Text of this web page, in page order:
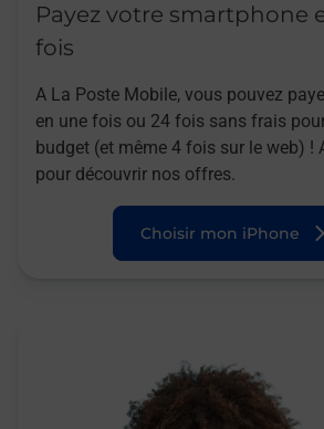
Payez votre smartphone
fois
A La Poste Mobile, vous pouvez
en une fois ou 24 fois sans frais
budget (et même 4 fois sur le web) !
pour découvrir nos offres.
Choisir mon iPhone